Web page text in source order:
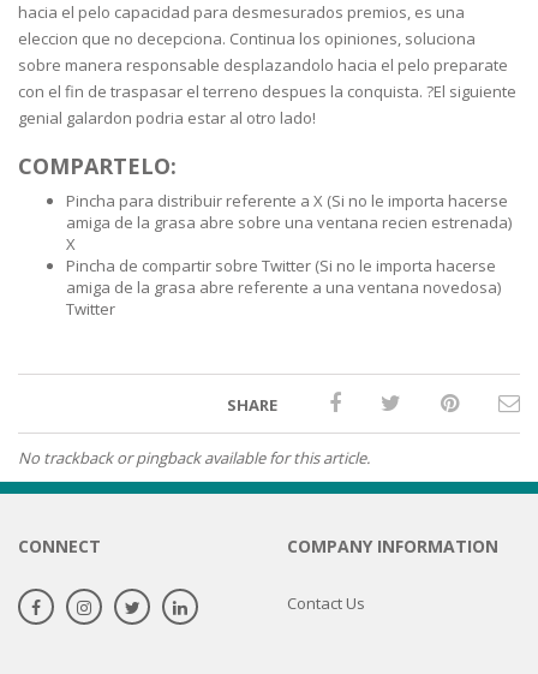
hacia el pelo capacidad para desmesurados premios, es una
eleccion que no decepciona. Continua los opiniones, soluciona
sobre manera responsable desplazandolo hacia el pelo preparate
con el fin de traspasar el terreno despues la conquista. ?El siguiente
genial galardon podria estar al otro lado!
COMPARTELO:
Pincha para distribuir referente a X (Si no le importa hacerse
amiga de la grasa abre sobre una ventana recien estrenada)
X
Pincha de compartir sobre Twitter (Si no le importa hacerse
amiga de la grasa abre referente a una ventana novedosa)
Twitter
SHARE
No trackback or pingback available for this article.
CONNECT COMPANY INFORMATION
Contact Us